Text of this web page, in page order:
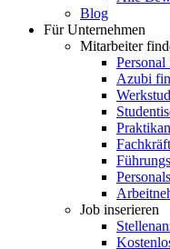
Blog
Für Unternehmen
Mitarbeiter
Personal
Azubi
Job inserieren